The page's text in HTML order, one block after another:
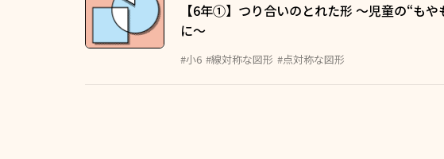
【6年①】つり合いのとれた形 ～児童の“もや
に～
#小6 #線対称な図形 #点対称な図形